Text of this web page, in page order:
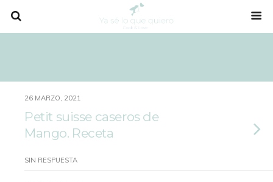
26 MARZO, 2021
Petit suisse caseros de
Mango. Receta
SIN RESPUESTA